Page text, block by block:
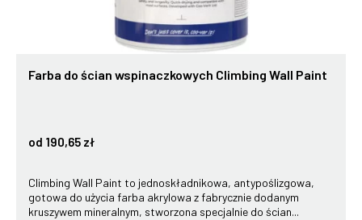
Farba do ścian wspinaczkowych Climbing Wall Paint
od 190,65 zł
Climbing Wall Paint to jednoskładnikowa, antypoślizgowa,
gotowa do użycia farba akrylowa z fabrycznie dodanym
kruszywem mineralnym, stworzona specjalnie do ścian...